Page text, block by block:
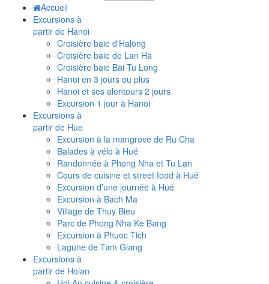
Accueil
Excursions à
partir de Hanoi
Croisière baie d'Halong
Croisière baie de Lan Ha
Croisière baie Bai Tu Long
Hanoi en 3 jours ou plus
Hanoi et ses alentours 2 jours
Excursion 1 jour à Hanoi
Excursions à
partir de Hue
Excursion à la mangrove de Ru Cha
Balades à vélo à Hué
Randonnée à Phong Nha et Tu Lan
Cours de cuisine et street food à Hué
Excursion d’une journée à Hué
Excursion à Bach Ma
Village de Thuy Bieu
Parc de Phong Nha Ke Bang
Excursion à Phuoc Tich
Lagune de Tam Giang
Excursions à
partir de Hoian